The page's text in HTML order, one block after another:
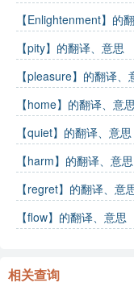
【Enlightenment】的
【pity】的翻译、意思
【pleasure】的翻译、
【home】的翻译、意思
【quiet】的翻译、意思
【harm】的翻译、意思
【regret】的翻译、意
【flow】的翻译、意思
相关查询